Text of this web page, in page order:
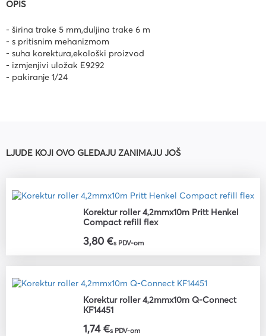
OPIS
- širina trake 5 mm,duljina trake 6 m
- s pritisnim mehanizmom
- suha korektura,ekološki proizvod
- izmjenjivi uložak E9292
- pakiranje 1/24
LJUDE KOJI OVO GLEDAJU ZANIMAJU JOŠ
Korektur roller 4,2mmx10m Pritt Henkel
Compact refill flex
3,80 €s PDV-om
Korektur roller 4,2mmx10m Q-Connect
KF14451
1,74 €s PDV-om